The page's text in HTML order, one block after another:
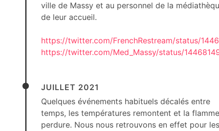
ville de Massy et au personnel de la
de leur accueil.
https://twitter.com/FrenchRestream/status/
https://twitter.com/Med_Massy/status/
JUILLET 2021
Quelques événements habituels décalés entre
temps, les températures remontent et la flamme
perdure. Nous nous retrouvons en effet pour les